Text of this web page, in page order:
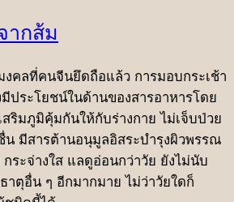
ากส้ม
งคลที่คนจีนยึดถือแล้ว การมอบกระเช้า
ประโยชน์ในด้านของสารอาหารโดย
ริมภูมิคุ้มกันให้กับร่างกาย ไม่เจ็บป่วย
มีสารต้านอนุมูลอิสระบำรุงผิวพรรณ
กระจ่างใส แลดูอ่อนกว่าวัย ยังไม่นับ
าตุอื่น ๆ อีกมากมาย ไม่ว่าวัยใดก็